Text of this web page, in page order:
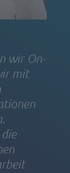
wir On-
mit